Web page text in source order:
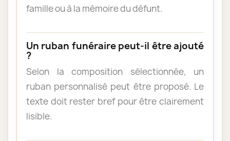
famille ou à la mémoire du défunt.
Un ruban funéraire peut-il être ajouté
?
Selon la composition sélectionnée, un
ruban personnalisé peut être proposé. Le
texte doit rester bref pour être clairement
lisible.